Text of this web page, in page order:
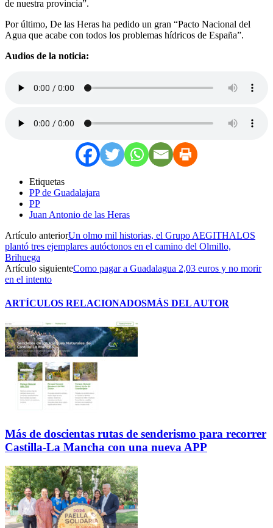
de nuestra provincia”.
Por último, De las Heras ha pedido un gran “Pacto Nacional del
Agua que acabe con todos los problemas hídricos de España”.
Audios de la noticia:
Etiquetas
PP de Guadalajara
PP
Juan Antonio de las Heras
Artículo anteriorUn olmo mil historias, el Grupo AEGITHALOS
plantó tres ejemplares autóctonos en el camino del Olmillo,
Brihuega
Artículo siguienteComo pagar a Guadalagua 2,03 euros y no morir
en el intento
ARTÍCULOS RELACIONADOSMÁS DEL AUTOR
Más de doscientas rutas de senderismo para recorrer
Castilla-La Mancha con una nueva APP